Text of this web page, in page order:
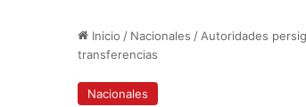
Inicio / Nacionales / Autoridades
transferencias
Nacionales